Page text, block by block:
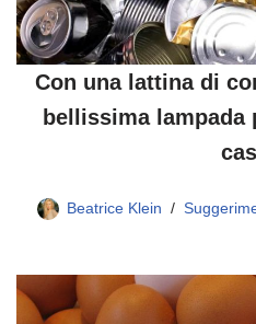
Con una lattina di
bellissima lampada
Beatrice Klein